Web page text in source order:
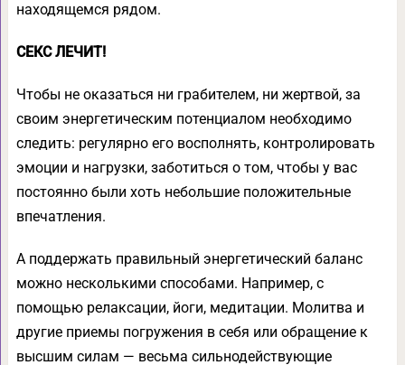
находящемся рядом.
СЕКС ЛЕЧИТ!
Чтобы не оказаться ни грабителем, ни жертвой, за
своим энергетическим потенциалом необходимо
следить: регулярно его восполнять, контролировать
эмоции и нагрузки, заботиться о том, чтобы у вас
постоянно были хоть небольшие положительные
впечатления.
А поддержать правильный энергетический баланс
можно несколькими способами. Например, с
помощью релаксации, йоги, медитации. Молитва и
другие приемы погружения в себя или обращение к
высшим силам — весьма сильнодействующие